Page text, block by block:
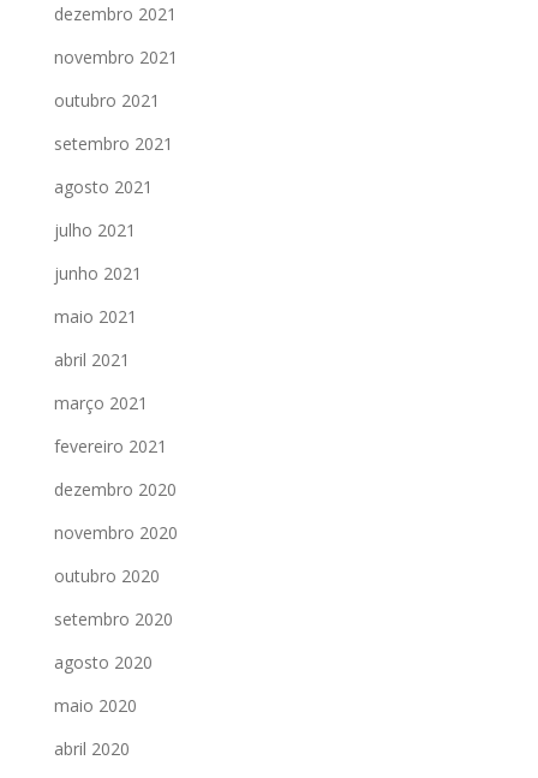
dezembro 2021
novembro 2021
outubro 2021
setembro 2021
agosto 2021
julho 2021
junho 2021
maio 2021
abril 2021
março 2021
fevereiro 2021
dezembro 2020
novembro 2020
outubro 2020
setembro 2020
agosto 2020
maio 2020
abril 2020